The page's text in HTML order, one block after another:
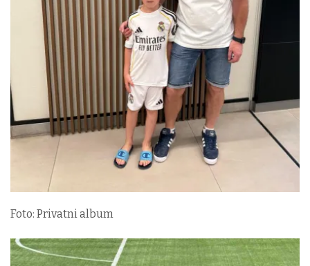
Foto: Privatni album